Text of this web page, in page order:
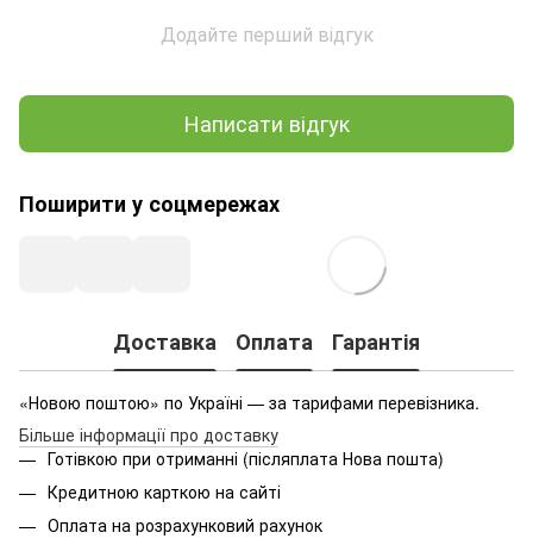
Додайте перший відгук
Написати відгук
Поширити у соцмережах
Доставка Оплата Гарантія
«Новою поштою» по Україні — за тарифами перевізника.
Більше інформації про доставку
Готівкою при отриманні (післяплата Нова пошта)
Кредитною карткою на сайті
Оплата на розрахунковий рахунок